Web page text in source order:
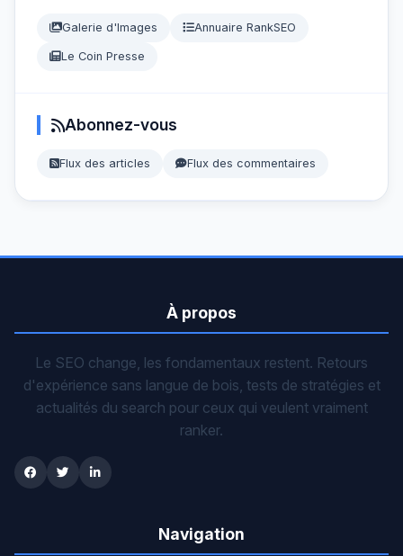
Galerie d'Images Annuaire RankSEO
Le Coin Presse
Abonnez-vous
Flux des articles Flux des commentaires
À propos
Le SEO change, les fondamentaux restent. Retours
d'expérience sans langue de bois, tests de stratégies et
actualités du search pour ceux qui veulent vraiment
ranker.
Navigation